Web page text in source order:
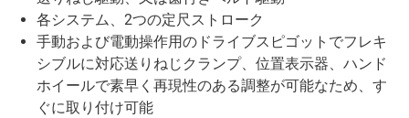
各システム、2つの定尺ストローク
手動および電動操作用のドライブスピゴットでフレキ
シブルに対応送りねじクランプ、位置表示器、ハンド
ホイールで素早く再現性のある調整が可能なため、す
ぐに取り付け可能